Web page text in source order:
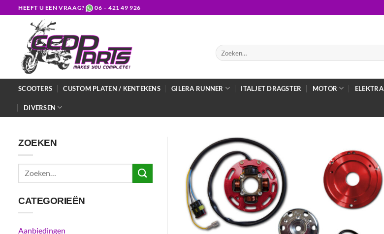
naar
HEEFT U EEN VRAAG? 06 – 421 49 926
Zoeken
naar:
SCOOTERS CUSTOM PLATEN / KENTEKENS GILERA RUNNER ITALJET DRAGSTER MOTOR ELEKTRA
DIVERSEN
ZOEKEN
Zoeken
CATEGORIEËN
Aanbiedingen